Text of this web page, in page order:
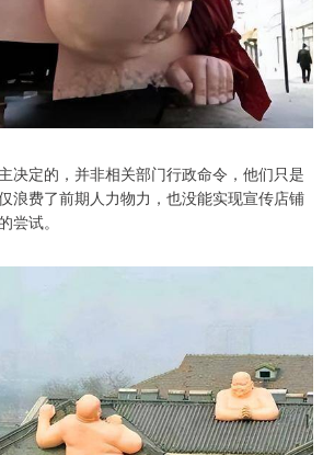
决定的，并非相关部门行政命令，他们只是
浪费了前期人力物力，也没能实现宣传店铺
尝试。